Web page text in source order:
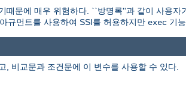
때문에 매우 위험하다. ``방명록''과 같이 사용
아규먼트를 사용하여 SSI를 허용하지만 exec 기
, 비교문과 조건문에 이 변수를 사용할 수 있다.